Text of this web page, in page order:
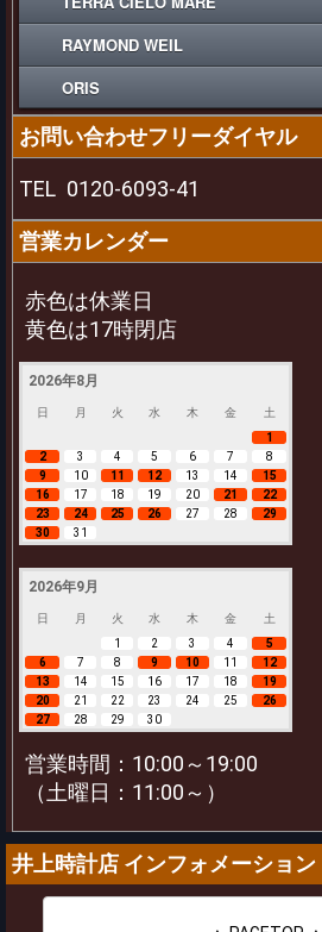
RAYMOND WEIL
ORIS
お問い合わせフリーダイヤル
TEL 0120-6093-41
営業カレンダー
赤色は休業日
黄色は17時閉店
2026年8月
日 月 火 水 木 金
土
1
2
3 4 5 6 7
8
9
10 11 12 13 14
15
16
17 18 19 20 21
22
23
24 25 26 27 28
29
30
31
2026年9月
日 月 火 水 木 金
土
1
2 3 4
5
6
7 8 9 10 11
12
13
14 15 16 17 18
19
20
21 22 23 24 25
26
27
28 29 30
営業時間：10:00～19:00
（土曜日：11:00～）
井上時計店 インフォメーション